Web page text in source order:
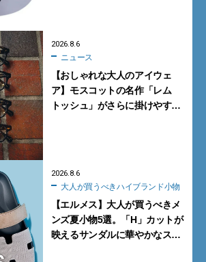
2026.8.6
ニュース
【おしゃれな大人のアイウェ
ア】モスコットの名作「レム
トッシュ」がさらに掛けやす
2026.8.6
大人が買うべきハイブランド小物
【エルメス】大人が買うべきメ
ンズ夏小物5選。「H」カットが
映えるサンダルに華やかなス